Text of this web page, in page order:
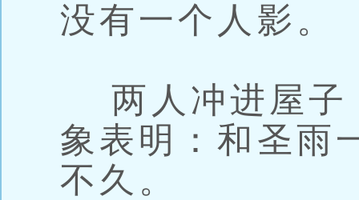
没有一个人影。
两人冲进屋子
象表明：和圣雨
不久。